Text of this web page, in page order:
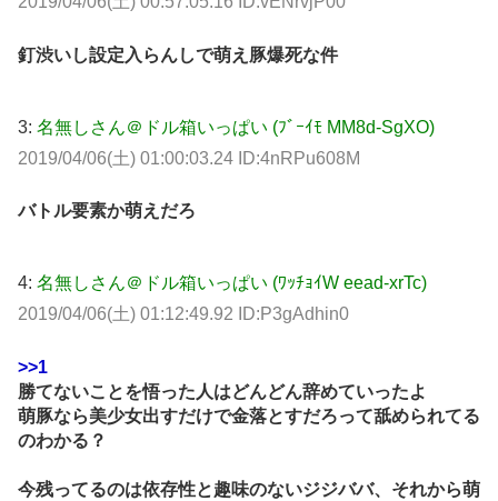
釘渋いし設定入らんしで萌え豚爆死な件
3: 名無しさん＠ドル箱いっぱい (ﾌﾞｰｲﾓ MM8d-SgXO)
2019/04/06(土) 01:00:03.24 ID:4nRPu608M
バトル要素か萌えだろ
4: 名無しさん＠ドル箱いっぱい (ﾜｯﾁｮｲW eead-xrTc)
2019/04/06(土) 01:12:49.92 ID:P3gAdhin0
>>1
勝てないことを悟った人はどんどん辞めていったよ
萌豚なら美少女出すだけで金落とすだろって舐められてる
のわかる？
今残ってるのは依存性と趣味のないジジババ、それから萌